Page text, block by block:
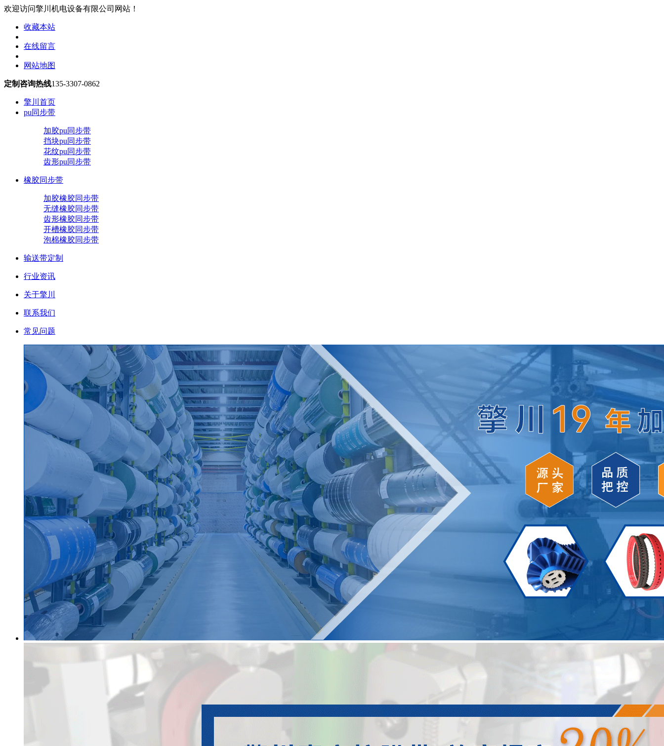
欢迎访问擎川机电设备有限公司网站！
收藏本站
在线留言
网站地图
定制咨询热线135-3307-0862
擎川首页
pu同步带
加胶pu同步带
挡块pu同步带
花纹pu同步带
齿形pu同步带
橡胶同步带
加胶橡胶同步带
无缝橡胶同步带
齿形橡胶同步带
开槽橡胶同步带
泡棉橡胶同步带
输送带定制
行业资讯
关于擎川
联系我们
常见问题